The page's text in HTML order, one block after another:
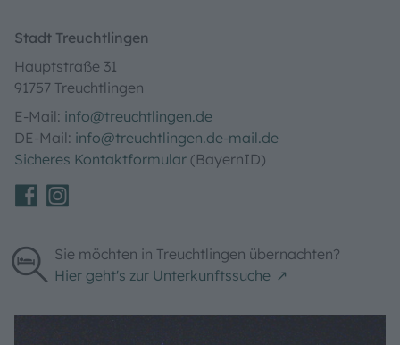
Stadt Treuchtlingen
Hauptstraße 31
91757 Treuchtlingen
E-Mail: info@treuchtlingen.de
DE-Mail: info@treuchtlingen.de-mail.de
Sicheres Kontaktformular (BayernID)
Sie möchten in Treuchtlingen übernachten?
Hier geht's zur Unterkunftssuche